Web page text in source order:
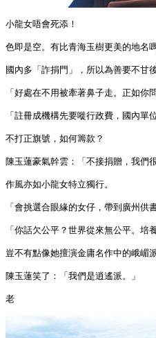
小龍女唔會死添！
色即是空。有比青海玉樹更美的地名
國內多「詐捐門」，所以為善要不甘
「好處在不用被牽著鼻子走。正如
「註冊成機構先要嘥行政費，國內
不打正旗號，如何籌款？
陳玉蓮豪氣幹雲：「不接捐贈，我們
作風亦如小龍女特立獨行。
「會挑選合眼緣的女仔，帶到廣州
「你話欠公平？世界從來無公平。
豈不有點像她擅演金庸名作中的峨嵋
陳玉蓮笑了：「我們是逍遙派。」
老